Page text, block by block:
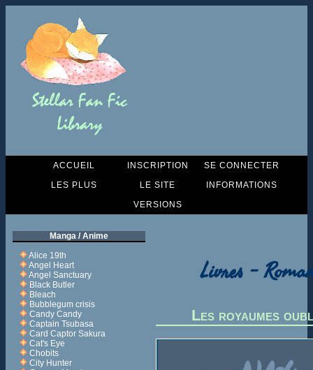
ACCUEIL INSCRIPTION
SE CONNECTER
LES PLUS
LE SITE
INFORMATIONS
VERSIONS
Manga / Anime
Alice 19th
Angel Heart
Angel Sanctuary
Black Butler
Bleach
Bubblegum crisis
Candy Candy
Captain Tsubasa
Card Captor Sakura
Cat's Eye
Chobits
City Hunter
Livres -
Les royaumes